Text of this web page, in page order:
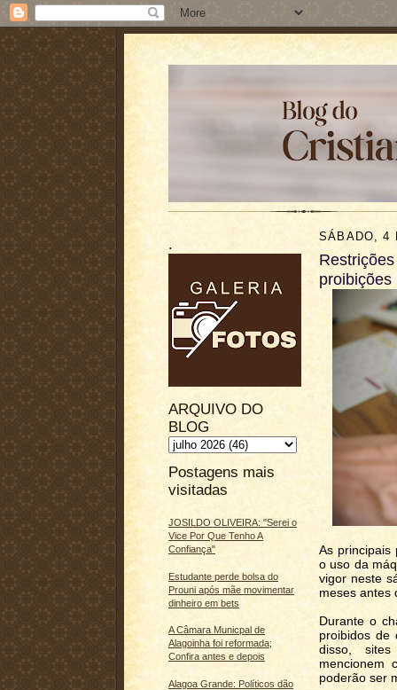
.
ARQUIVO DO
BLOG
Postagens mais
visitadas
JOSILDO OLIVEIRA: "Serei o
Vice Por Que Tenho A
Confiança"
Estudante perde bolsa do
Prouni após mãe movimentar
dinheiro em bets
A Câmara Municpal de
Alagoinha foi reformada;
Confira antes e depois
Alagoa Grande: Políticos dão
SÁBADO, 4
As principais
o uso da
vigor neste
meses antes
Durante o
proibidos de
disso,
mencionem
poderão ser